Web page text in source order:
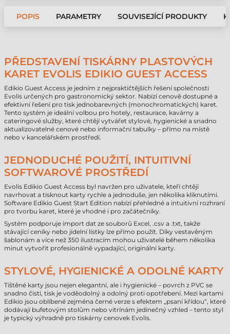
POPIS PARAMETRY SOUVISEJÍCÍ PRODUKTY
PŘEDSTAVENÍ TISKÁRNY PLASTOVÝCH
KARET EVOLIS EDIKIO GUEST ACCESS
Edikio Guest Access je jedním z nejpraktičtějších řešení společnosti
Evolis určených pro gastronomický sektor. Nabízí cenově dostupné a
efektivní řešení pro tisk jednobarevných (monochromatických) karet.
Tento systém je ideální volbou pro hotely, restaurace, kavárny a
cateringové služby, které chtějí vytvářet stylové, hygienické a snadno
aktualizovatelné cenové nebo informační tabulky – přímo na místě
nebo v kancelářském prostředí.
JEDNODUCHÉ POUŽITÍ, INTUITIVNÍ
SOFTWAROVÉ PROSTŘEDÍ
Evolis Edikio Guest Access byl navržen pro uživatele, kteří chtějí
navrhovat a tisknout karty rychle a jednoduše, jen několika kliknutími.
Software Edikio Guest Start Edition nabízí přehledné a intuitivní rozhraní
pro tvorbu karet, které je vhodné i pro začátečníky.
Systém podporuje import dat ze souborů Excel, .csv a .txt, takže
stávající ceníky nebo jídelní lístky lze přímo použít. Díky vestavěným
šablonám a více než 350 ilustracím mohou uživatelé během několika
minut vytvořit profesionálně vypadající, originální karty.
STYLOVÉ, HYGIENICKÉ A ODOLNÉ KARTY
Tištěné karty jsou nejen elegantní, ale i hygienické – povrch z PVC se
snadno čistí, tisk je voděodolný a odolný proti opotřebení. Mezi kartami
Edikio jsou oblíbené zejména černé verze s efektem „psaní křídou“, které
dodávají bufetovým stolům nebo vitrínám jedinečný vzhled – tento styl
je typický výhradně pro tiskárny cenovek Evolis.